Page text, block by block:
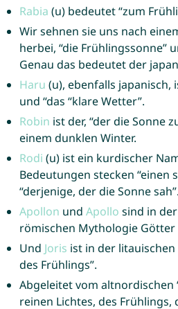
Rabia (u) bedeutet “zum
Wir sehnen sie uns nach
herbei, “die Frühlingssonne”
Genau das bedeutet der
Haru (u), ebenfalls japanisch,
und “das “klare Wetter”.
Robin ist der, “der die Sonne
einem dunklen Winter.
Rodi (u) ist ein kurdischer
Bedeutungen stecken “einen
“derjenige, der die Sonne sah”.
Apollon und Apollo sind in
römischen Mythologie Götter
Und Joris ist in der
des Frühlings”.
Abgeleitet vom altnordischen
reinen Lichtes, des Frühlings,